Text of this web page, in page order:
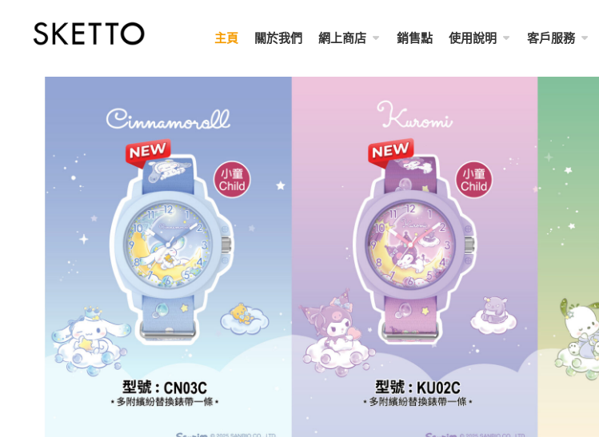
主頁 關於我們 網上商店 銷售點 使用說明 客戶服務